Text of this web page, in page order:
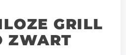
GRILL
ZWART